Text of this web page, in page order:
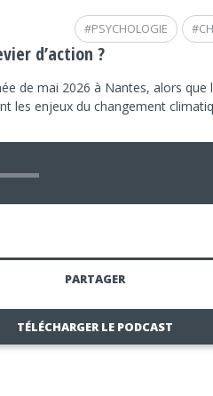
#
#PSYCHOLOGIE
d’action ?
de mai 2026 à Nantes, alors
les enjeux du changement
PARTAGER
TÉLÉCHARGER LE PODCAST